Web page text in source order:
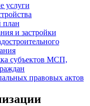
услуги
план
и застройки
субъектов МСП,
правовых актов